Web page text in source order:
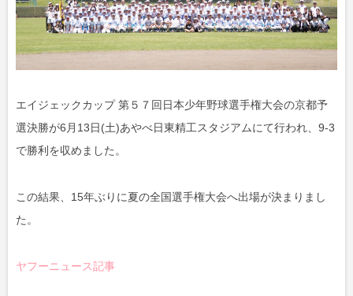
エイジェックカップ 第５７回日本少年野球選手権大会の京都予
選決勝が6月13日(土)あやべ日東精工スタジアムにて行われ、9-3
で勝利を収めました。
この結果、15年ぶりに夏の全国選手権大会へ出場が決まりまし
た。
ヤフーニュース記事